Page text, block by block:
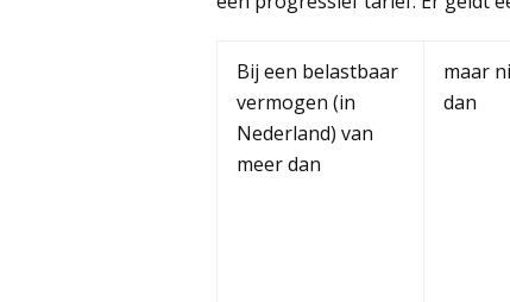
Bij een belastbaar
vermogen (in
Nederland) van
meer dan
maar
dan